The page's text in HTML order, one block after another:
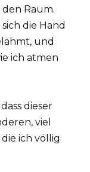
Raum.
die Hand
und
ich atmen
dieser
viel
ich völlig